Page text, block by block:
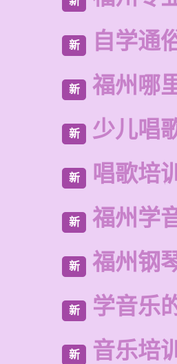
新 自学通
新 福州哪
新 少儿唱
新 唱歌培
新 福州学
新 福州钢
新 学音乐
新 音乐培